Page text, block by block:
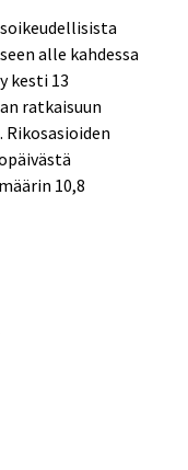
alle kahdessa
kesti 13
ratkaisuun
Rikosasioiden
10,8